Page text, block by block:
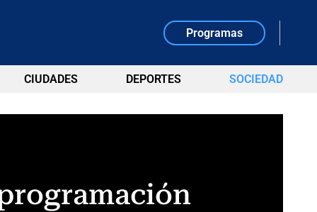
Programas
CIUDADES DEPORTES SOCIEDAD